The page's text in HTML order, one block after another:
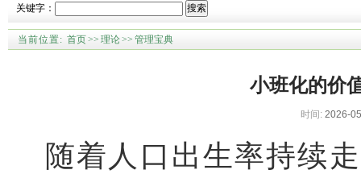
关键字： 搜索
当前位置: 首页>> 理论>> 管理宝典
小班化的价
时间: 2026-
随着人口出生率持续